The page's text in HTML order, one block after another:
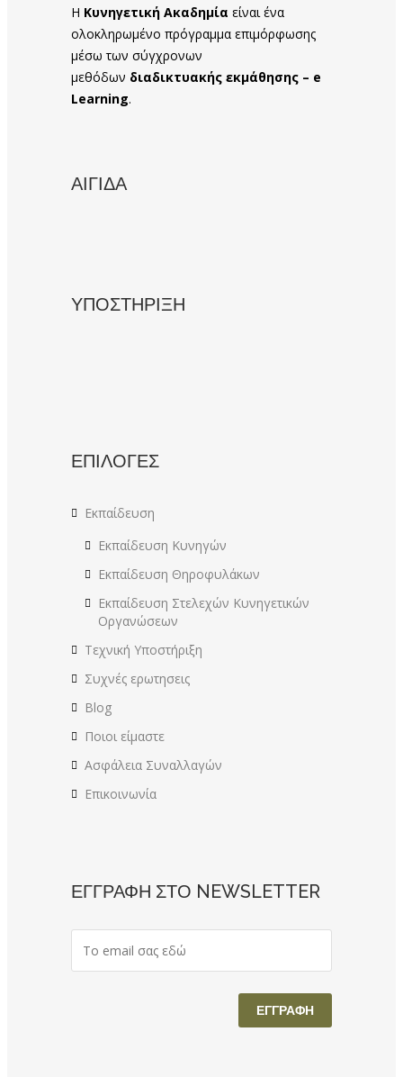
Η Κυνηγετική Ακαδημία είναι ένα
ολοκληρωμένο πρόγραμμα επιμόρφωσης
μέσω των σύγχρονων
μεθόδων διαδικτυακής εκμάθησης – e
Learning.
ΑΙΓΙΔΑ
ΥΠΟΣΤΗΡΙΞΗ
ΕΠΙΛΟΓΕΣ
Εκπαίδευση
Εκπαίδευση Κυνηγών
Εκπαίδευση Θηροφυλάκων
Εκπαίδευση Στελεχών Κυνηγετικών
Οργανώσεων
Τεχνική Υποστήριξη
Συχνές ερωτησεις
Blog
Ποιοι είμαστε
Ασφάλεια Συναλλαγών
Επικοινωνία
ΕΓΓΡΑΦΗ ΣΤΟ NEWSLETTER